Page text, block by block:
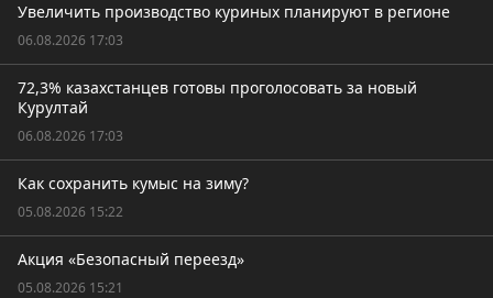
Увеличить производство куриных планируют в регионе
06.08.2026 17:03
72,3% казахстанцев готовы проголосовать за новый
Курултай
06.08.2026 17:03
Как сохранить кумыс на зиму?
05.08.2026 15:22
Акция «Безопасный переезд»
05.08.2026 15:21